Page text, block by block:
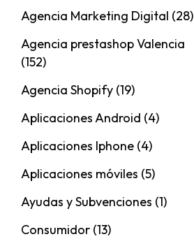
Agencia Marketing Digital (28)
Agencia prestashop Valencia
(152)
Agencia Shopify (19)
Aplicaciones Android (4)
Aplicaciones Iphone (4)
Aplicaciones móviles (5)
Ayudas y Subvenciones (1)
Consumidor (13)